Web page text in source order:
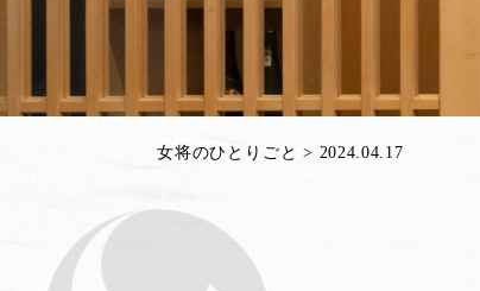
女将のひとりごと > 2024.04.17